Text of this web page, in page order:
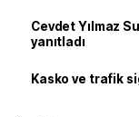
Cevdet Yılmaz
yanıtladı
Kasko ve trafik